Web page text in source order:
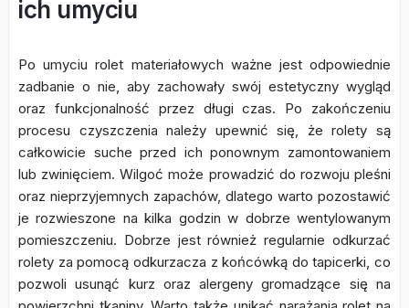
ich umyciu
Po umyciu rolet materiałowych ważne jest odpowiednie
zadbanie o nie, aby zachowały swój estetyczny wygląd
oraz funkcjonalność przez długi czas. Po zakończeniu
procesu czyszczenia należy upewnić się, że rolety są
całkowicie suche przed ich ponownym zamontowaniem
lub zwinięciem. Wilgoć może prowadzić do rozwoju pleśni
oraz nieprzyjemnych zapachów, dlatego warto pozostawić
je rozwieszone na kilka godzin w dobrze wentylowanym
pomieszczeniu. Dobrze jest również regularnie odkurzać
rolety za pomocą odkurzacza z końcówką do tapicerki, co
pozwoli usunąć kurz oraz alergeny gromadzące się na